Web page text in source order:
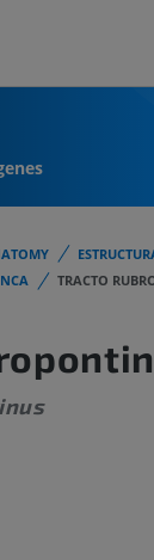
TRACTO